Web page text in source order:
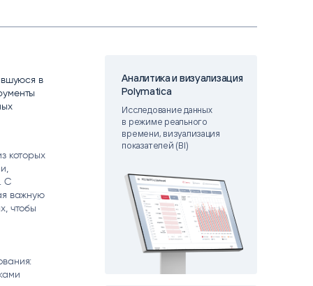
АНАЛИТИКИ
РАСПОЗНАВАНИЕ ДАННЫХ
в
которых
С
важную
чтобы
Аналитика и визуализация
Polymatica
Исследование данных
в режиме реального
времени, визуализация
показателей (BI)